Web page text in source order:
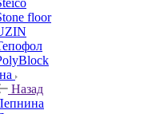
floor
Назад